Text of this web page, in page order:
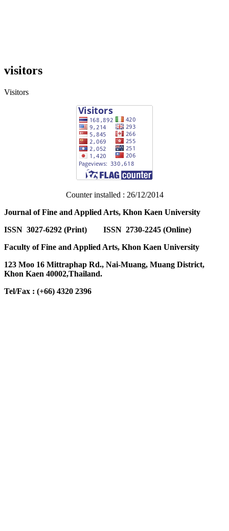
visitors
Visitors
Counter installed : 26/12/2014
Journal of Fine and Applied Arts, Khon Kaen University
ISSN 3027-6292 (Print) ISSN 2730-2245 (Online)
Faculty of Fine and Applied Arts, Khon Kaen University
123 Moo 16 Mittraphap Rd., Nai-Muang, Muang District,
Khon Kaen 40002,Thailand.
Tel/Fax : (+66) 4320 2396